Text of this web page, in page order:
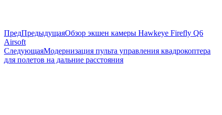
ПредПредыдущаяОбзор экшен камеры Hawkeye Firefly Q6
Airsoft
СледующаяМодернизация пульта управления квадрокоптера
для полетов на дальние расстояния